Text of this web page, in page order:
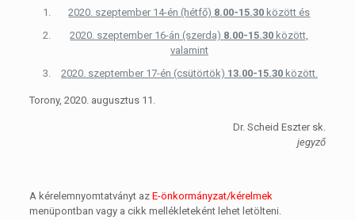
2020. szeptember 14-én (hétfő) 8.00-15.30 között és
2020. szeptember 16-án (szerda) 8.00-15.30 között,
valamint
2020. szeptember 17-én (csütörtök) 13.00-15.30között.
Torony, 2020. augusztus 11.
Dr. Scheid Eszter sk.
jegyző
A kérelemnyomtatványt az E-önkormányzat/kérelmek
menüpontban vagy a cikk mellékleteként lehet letölteni.